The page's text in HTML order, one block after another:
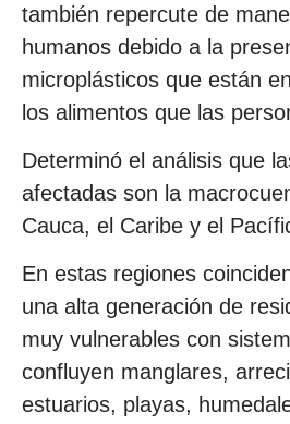
también repercute de
humanos debido a la
microplásticos que están
los alimentos que las
Determinó el análisis que
afectadas son la
Cauca, el Caribe y el
En estas regiones
una alta generación de
muy vulnerables con
confluyen manglares,
estuarios, playas,